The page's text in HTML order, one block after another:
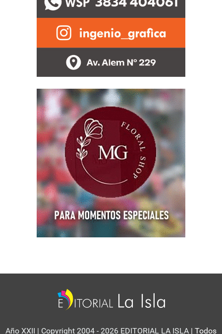
Año XXII | Copyright 2004 - 2026 EDITORIAL LA ISLA | Todos